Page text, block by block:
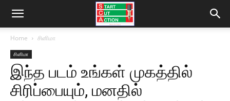
Home சினிமா
சினிமா
இந்த படம் உங்கள் முகத்தில்
சிரிப்பையும், மனதில்